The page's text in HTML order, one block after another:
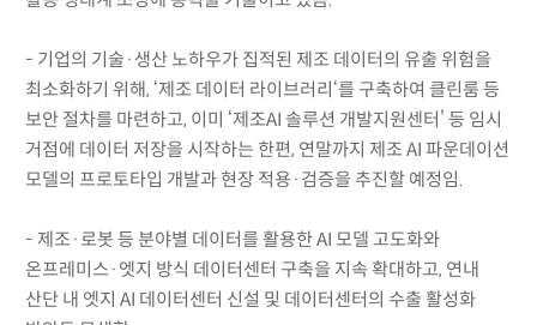
- 기업의 기술·생산 노하우가 집적된 제조 데이터의 유출 위험을
최소화하기 위해, ‘제조 데이터 라이브러리‘를 구축하여 클린룸 등
보안 절차를 마련하고, 이미 ‘제조AI 솔루션 개발지원센터’ 등 임시
거점에 데이터 저장을 시작하는 한편, 연말까지 제조 AI 파운데이션
모델의 프로토타입 개발과 현장 적용·검증을 추진할 예정임.
- 제조·로봇 등 분야별 데이터를 활용한 AI 모델 고도화와
온프레미스·엣지 방식 데이터센터 구축을 지속 확대하고, 연내
산단 내 엣지 AI 데이터센터 신설 및 데이터센터의 수출 활성화